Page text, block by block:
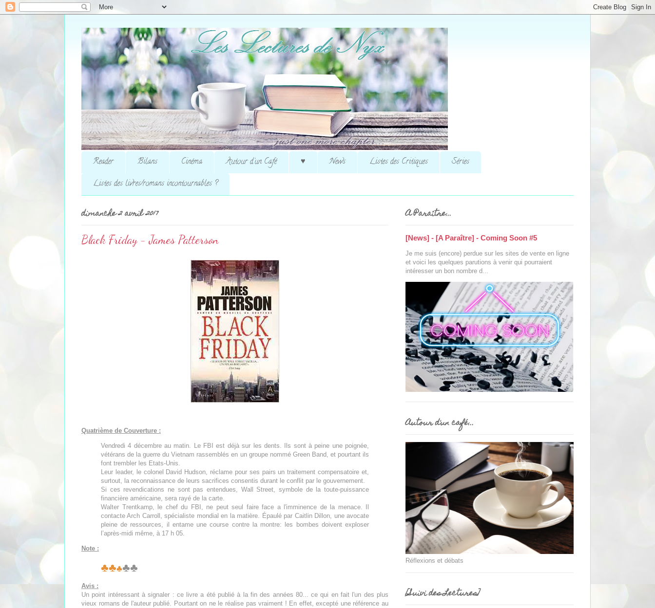
Reader Bilans Cinéma Autour d'un Café ♥ News Listes des Critiques
Séries
Listes des livres/romans incontournables ?
dimanche 2 avril 2017
Black Friday - James Patterson
Quatrième de Couverture :
Vendredi 4 décembre au matin. Le FBI est déjà sur les dents. Ils sont à peine une poignée,
vétérans de la guerre du Vietnam rassemblés en un groupe nommé Green Band, et pourtant ils
font trembler les Etats-Unis.
Leur leader, le colonel David Hudson, réclame pour ses pairs un traitement compensatoire et,
surtout, la reconnaissance de leurs sacrifices consentis durant le conflit par le gouvernement.
Si ces revendications ne sont pas entendues, Wall Street, symbole de la toute-puissance
financière américaine, sera rayé de la carte.
Walter Trentkamp, le chef du FBI, ne peut seul faire face a l'imminence de la menace. Il
contacte Arch Carroll, spécialiste mondial en la matière. Épaulé par Caitlin Dillon, une avocate
pleine de ressources, il entame une course contre la montre: les bombes doivent exploser
l’après-midi même, à 17 h 05.
Note :
♣♣♣♣♣
Avis :
Un point intéressant à signaler : ce livre a été publié à la fin des années 80... ce qui en fait l'un des plus
vieux romans de l'auteur publié. Pourtant on ne le réalise pas vraiment ! En effet, excepté une référence au
A Paraître...
[News] - [A Paraître] - Coming Soon #5
Je me suis (encore) perdue sur les sites de vente en ligne
et voici les quelques parutions à venir qui pourraient
intéresser un bon nombre d...
Autour d'un café...
Réflexions et débats
[Suivi des Lectures]